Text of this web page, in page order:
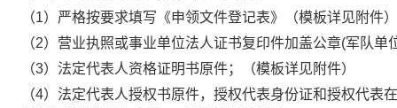
（1）严格按要求填写《申领文件登记表》（模板详见附件
（2）营业执照或事业单位法人证书复印件加盖公章(军队
（3）法定代表人资格证明书原件；（模板详见附件）
（4）法定代表人授权书原件，授权代表身份证和授权代